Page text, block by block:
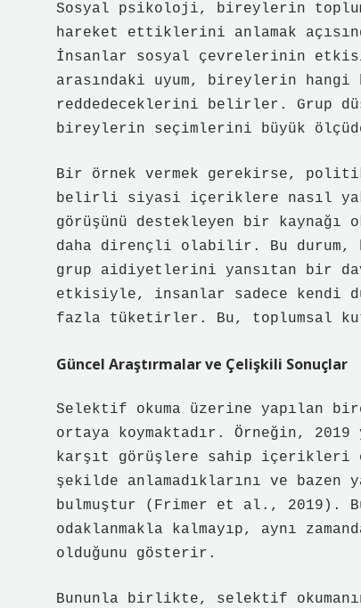
Sosyal psikoloji, bireylerin
hareket ettiklerini anlamak
İnsanlar sosyal çevrelerinin
arasındaki uyum, bireylerin
reddedeceklerini belirler. Grup
bireylerin seçimlerini büyük
Bir örnek vermek gerekirse,
belirli siyasi içeriklere nasıl
görüşünü destekleyen bir kaynağı
daha dirençli olabilir. Bu
grup aidiyetlerini yansıtan bir
etkisiyle, insanlar sadece kendi
fazla tüketirler. Bu, toplumsal
Güncel Araştırmalar ve Çelişkili Sonuçlar
Selektif okuma üzerine yapılan
ortaya koymaktadır. Örneğin,
karşıt görüşlere sahip içerikleri
şekilde anlamadıklarını ve
bulmuştur (Frimer et al., 2019).
odaklanmakla kalmayıp, aynı
olduğunu gösterir.
Bununla birlikte, selektif